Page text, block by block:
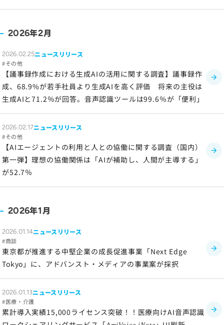
2026年2月
2026.02.25ニュースリリース
その他
【議事録作成における生成AIの活用に関する調査】議事録作
成、68.9%が若手社員より生成AIを高く評価 将来の主役は
生成AIと71.2％が回答。音声認識ツールは99.6％が「便利」
2026.02.17ニュースリリース
その他
【AIエージェントの利用と人との協働に関する調査（国内）
第一弾】理想の協働関係は「AIが補助し、人間が主導する」
が52.7％
2026年1月
2026.01.14ニュースリリース
商談
東京都が推進する中堅企業の成長促進事業「Next Edge
Tokyo」に、アドバンスト・メディアの事業案が採択
2026.01.13ニュースリリース
医療・介護
累計導入実績15,000ライセンス突破！！医療向けAI音声認識